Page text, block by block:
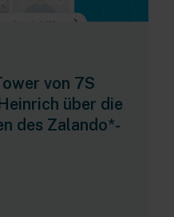
von 7S
über die
des Zalando*-